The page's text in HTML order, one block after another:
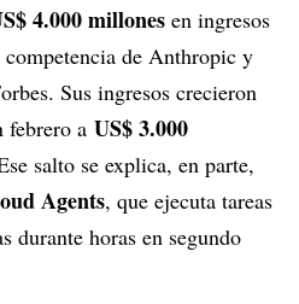
4.000 millones en ingresos
de Anthropic y
Sus ingresos crecieron
febrero a US$ 3.000
salto se explica, en parte,
Agents, que ejecuta tareas
durante horas en segundo